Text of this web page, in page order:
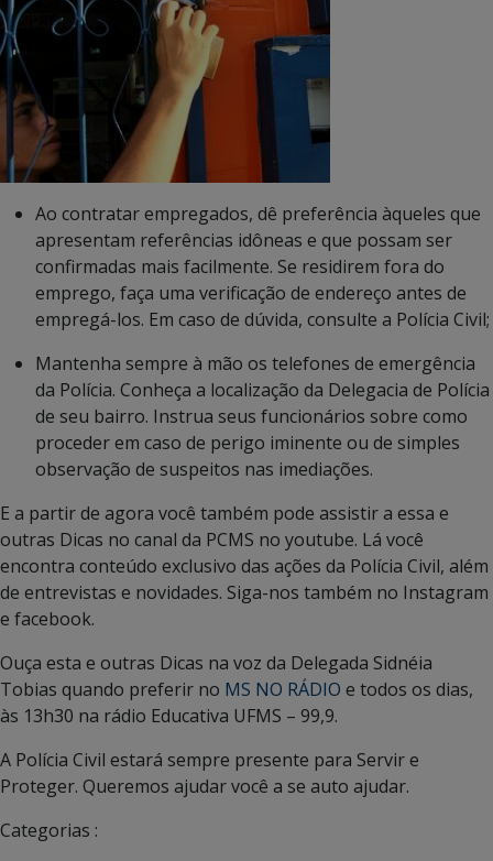
Ao contratar empregados, dê preferência àqueles que
apresentam referências idôneas e que possam ser
confirmadas mais facilmente. Se residirem fora do
emprego, faça uma verificação de endereço antes de
empregá-los. Em caso de dúvida, consulte a Polícia Civil;
Mantenha sempre à mão os telefones de emergência
da Polícia. Conheça a localização da Delegacia de Polícia
de seu bairro. Instrua seus funcionários sobre como
proceder em caso de perigo iminente ou de simples
observação de suspeitos nas imediações.
E a partir de agora você também pode assistir a essa e
outras Dicas no canal da PCMS no youtube. Lá você
encontra conteúdo exclusivo das ações da Polícia Civil, além
de entrevistas e novidades. Siga-nos também no Instagram
e facebook.
Ouça esta e outras Dicas na voz da Delegada Sidnéia
Tobias quando preferir no MS NO RÁDIO e todos os dias,
às 13h30 na rádio Educativa UFMS – 99,9.
A Polícia Civil estará sempre presente para Servir e
Proteger. Queremos ajudar você a se auto ajudar.
Categorias :